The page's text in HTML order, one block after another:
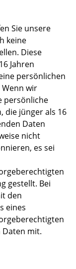
Sie unsere
keine
Diese
Jahren
persönlichen
Wenn wir
persönliche
die jünger als 16
Daten
nicht
es sei
gestellt. Bei
den
eines
mit.